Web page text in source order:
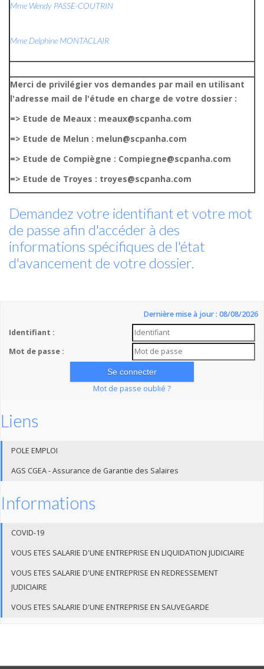
Mme Wendy PASSE-COUTRIN
Mme Delphine MONTACLAIR
Merci de privilégier vos demandes par mail en utilisant
l'adresse mail de l'étude en charge de votre dossier :
=> Etude de Meaux : meaux@scpanha.com
=> Etude de Melun : melun@scpanha.com
=> Etude de Compiègne : Compiegne@scpanha.com
=> Etude de Troyes : troyes@scpanha.com
Demandez votre identifiant et votre mot
de passe afin d'accéder à des
informations spécifiques de l'état
d'avancement de votre dossier.
Dernière mise à jour : 08/08/2026
Identifiant :
Mot de passe :
Mot de passe oublié ?
Liens
POLE EMPLOI
AGS CGEA - Assurance de Garantie des Salaires
Informations
COVID-19
VOUS ETES SALARIE D'UNE ENTREPRISE EN LIQUIDATION JUDICIAIRE
VOUS ETES SALARIE D'UNE ENTREPRISE EN REDRESSEMENT
JUDICIAIRE
VOUS ETES SALARIE D'UNE ENTREPRISE EN SAUVEGARDE